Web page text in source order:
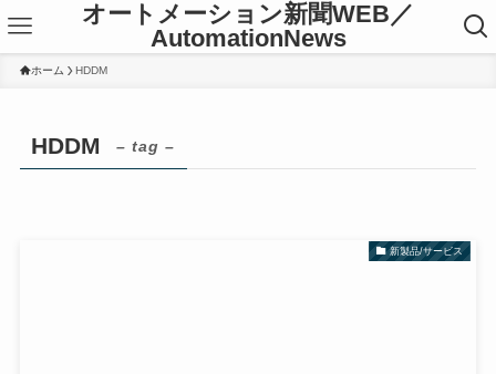
オートメーション新聞WEB／
AutomationNews
ホーム HDDM
HDDM – tag –
新製品/サービス